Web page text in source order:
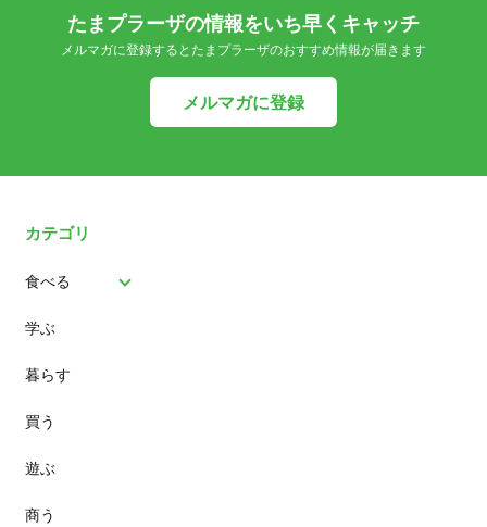
たまプラーザの情報をいち早くキャッチ
メルマガに登録するとたまプラーザのおすすめ情報が届きます
メルマガに登録
カテゴリ
食べる
パン
スイーツ
ランチ
カフェ
学ぶ
暮らす
買う
遊ぶ
商う